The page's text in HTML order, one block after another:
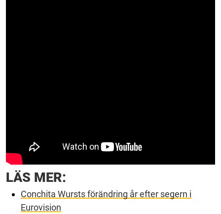
LÄS MER:
Conchita Wursts förändring år efter segern i
Eurovision